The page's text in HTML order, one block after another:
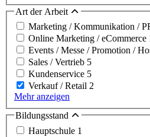
Art der Arbeit
Marketing / Kommunikation /
Online Marketing / eCommerce
Events / Messe / Promotion /
Sales / Vertrieb 5
Kundenservice 5
Verkauf / Retail 2
Mehr anzeigen
Bildungsstand
Hauptschule 1